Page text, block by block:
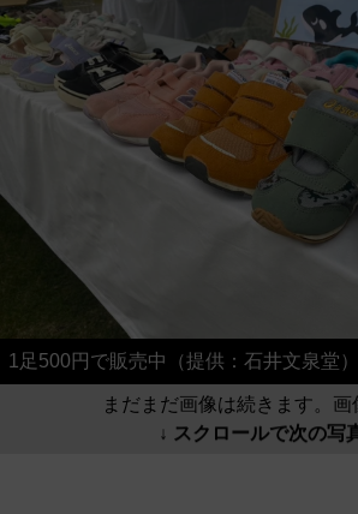
1足500円で販売中（提供：石井文泉堂）
まだまだ画像は続きます。画
↓ スクロールで次の写